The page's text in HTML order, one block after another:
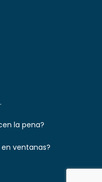
la pena?
ventanas?